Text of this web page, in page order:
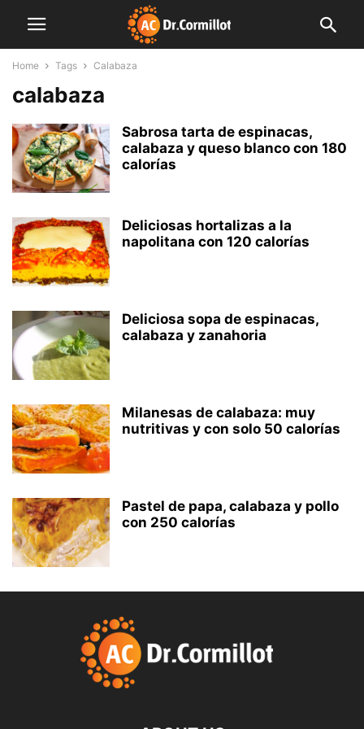
Home Tags Calabaza
calabaza
Sabrosa tarta de espinacas,
calabaza y queso blanco con 180
calorías
Deliciosas hortalizas a la
napolitana con 120 calorías
Deliciosa sopa de espinacas,
calabaza y zanahoria
Milanesas de calabaza: muy
nutritivas y con solo 50 calorías
Pastel de papa, calabaza y pollo
con 250 calorías